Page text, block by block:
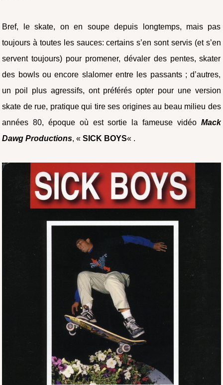
Bref, le skate, on en soupe depuis longtemps, mais pas
toujours à toutes les sauces: certains s’en sont servis (et s’en
servent toujours) pour promener, dévaler des pentes, skater
des bowls ou encore slalomer entre les passants ; d’autres,
un poil plus agressifs, ont préférés opter pour une version
skate de rue, pratique qui tire ses origines au beau milieu des
années 80, époque où est sortie la fameuse vidéo Mack
Dawg Productions, «SICK BOYS« .